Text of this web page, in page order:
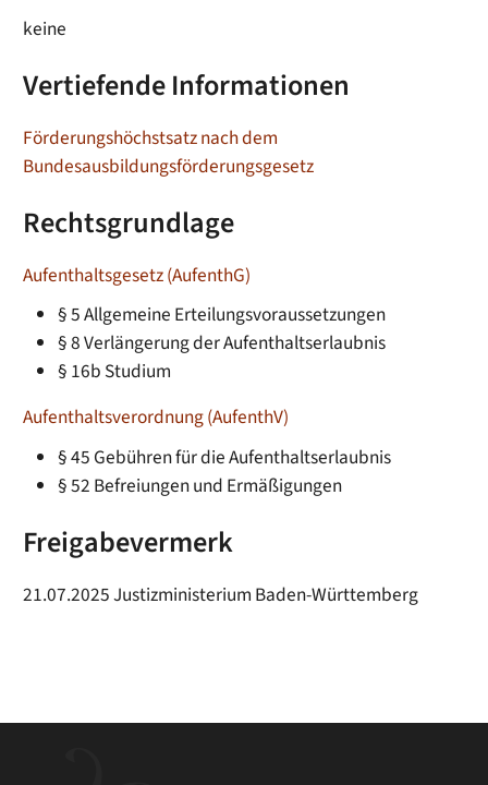
keine
Vertiefende Informationen
Förderungshöchstsatz nach dem
Bundesausbildungsförderungsgesetz
Rechtsgrundlage
Aufenthaltsgesetz (AufenthG)
§ 5Allgemeine Erteilungsvoraussetzungen
§ 8 Verlängerung der Aufenthaltserlaubnis
§ 16b Studium
Aufenthaltsverordnung (AufenthV)
§ 45 Gebühren für die Aufenthaltserlaubnis
§ 52 Befreiungen und Ermäßigungen
Freigabevermerk
21.07.2025 Justizministerium Baden-Württemberg